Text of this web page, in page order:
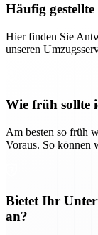
Häufig
Hier finden Sie
unseren
Wie früh sollte
Am besten so früh
Voraus. So können
Bietet Ihr
an?